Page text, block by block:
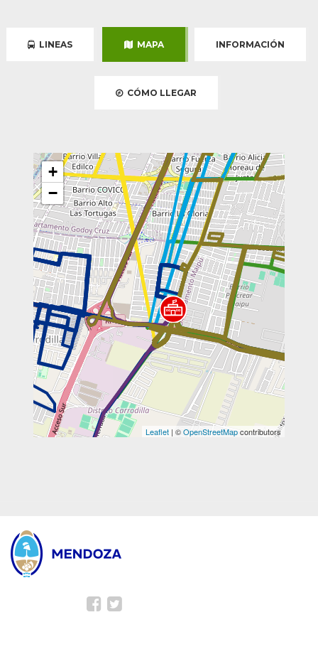
LINEAS MAPA INFORMACIÓN
CÓMO LLEGAR
+
−
Leaflet | ©OpenStreetMapcontributors